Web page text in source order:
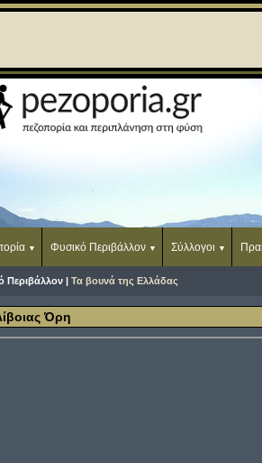
Φυσικό Περιβάλλον Σύλλογοι
Περιβάλλον | Τα βουνά της Ελλάδας
Όρη